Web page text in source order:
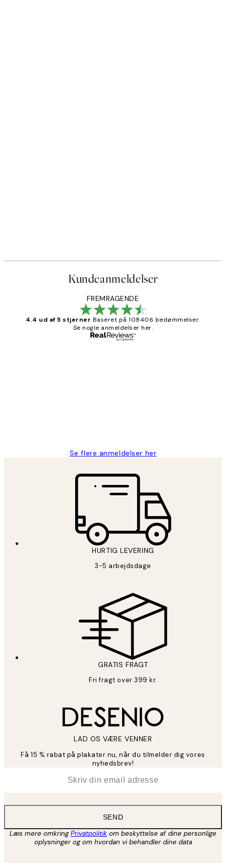
Kundeanmeldelser
FREMRAGENDE
4.4 ud af 5 stjerner Baseret på 108406 bedømmelser.
Se nogle anmeldelser her.
Se flere anmeldelser her
HURTIG LEVERING
3-5 arbejdsdage
GRATIS FRAGT
Fri fragt over 399 kr.
LAD OS VÆRE VENNER
Få 15 % rabat på plakater nu, når du tilmelder dig vores
nyhedsbrev!
SEND
Læs mere omkringPrivatpolitik om beskyttelse af dine personlige
oplysninger og om hvordan vi behandler dine data